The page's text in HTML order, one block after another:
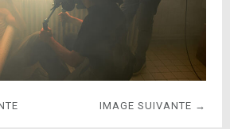
IMAGE SUIVANTE →